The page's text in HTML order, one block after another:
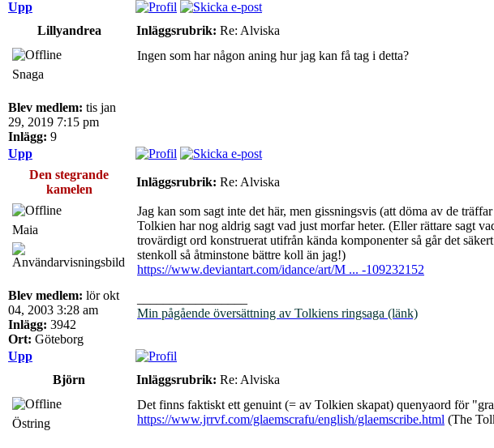
Upp
Lillyandrea
Inläggsrubrik: Re: Alviska
Snaga
Blev medlem: tis jan
29, 2019 7:15 pm
Inlägg: 9
Ingen som har någon aning hur jag kan få tag i detta?
Upp
Den stegrande
kamelen
Inläggsrubrik: Re: Alviska
Maia
Blev medlem: lör okt
04, 2003 3:28 am
Inlägg: 3942
Ort: Göteborg
Jag kan som sagt inte det här, men gissningsvis (att döma av de
Tolkien har nog aldrig sagt vad just morfar heter. (Eller rättare sagt
trovärdigt ord konstruerat utifrån kända komponenter så går det
stenkoll så åtminstone bättre koll än jag!)
https://www.deviantart.com/idance/art/M ... -109232152
Min pågående översättning av Tolkiens ringsaga (länk)
Upp
Björn
Inläggsrubrik: Re: Alviska
Östring
Det finns faktiskt ett genuint (= av Tolkien skapat) quenyaord för
https://www.jrrvf.com/glaemscrafu/english/glaemscribe.html (The